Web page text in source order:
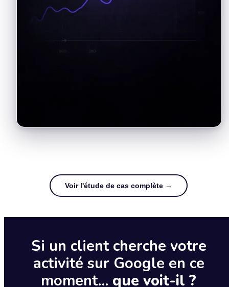
Voir l'étude de cas complète →
Si un client cherche votre
activité sur Google en ce
moment… que voit-il ?